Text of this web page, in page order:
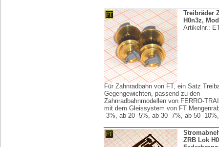
Treibräder
H0n3z,
Artikelnr.:
Für Zahnradbahn von FT, ein Satz
Gegengewichten, passend zu den
Zahnradbahnmodellen von FERRO-
mit dem Gleissystem von FT
-3%, ab 20 -5%, ab 30 -7%, ab 50 -
ZRB Lok